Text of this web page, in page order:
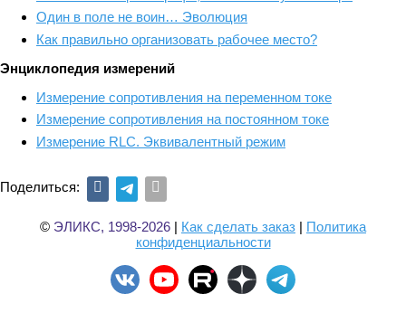
Один в поле не воин… Эволюция
Как правильно организовать рабочее место?
Энциклопедия измерений
Измерение сопротивления на переменном токе
Измерение сопротивления на постоянном токе
Измерение RLС. Эквивалентный режим
Поделиться:
© ЭЛИКС, 1998-2026 | Как сделать заказ | Политика
конфиденциальности